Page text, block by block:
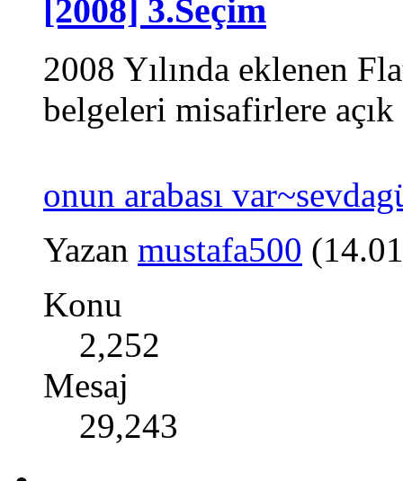
[2008] 3.Seçim
2008 Yılında eklenen
belgeleri misafirlere açık
onun arabası
Yazan mustafa500
Konu
2,252
Mesaj
29,243